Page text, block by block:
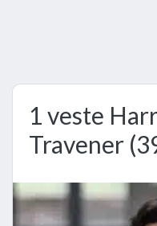
1 veste
Travener